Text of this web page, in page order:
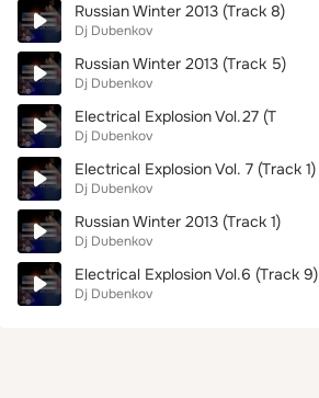
Russian Winter 2013 (Track 8)
Dj Dubenkov
Russian Winter 2013 (Track 5)
Dj Dubenkov
Electrical Explosion Vol.27 (T
Dj Dubenkov
Electrical Explosion Vol. 7 (Track 1)
Dj Dubenkov
Russian Winter 2013 (Track 1)
Dj Dubenkov
Electrical Explosion Vol.6 (Track 9)
Dj Dubenkov